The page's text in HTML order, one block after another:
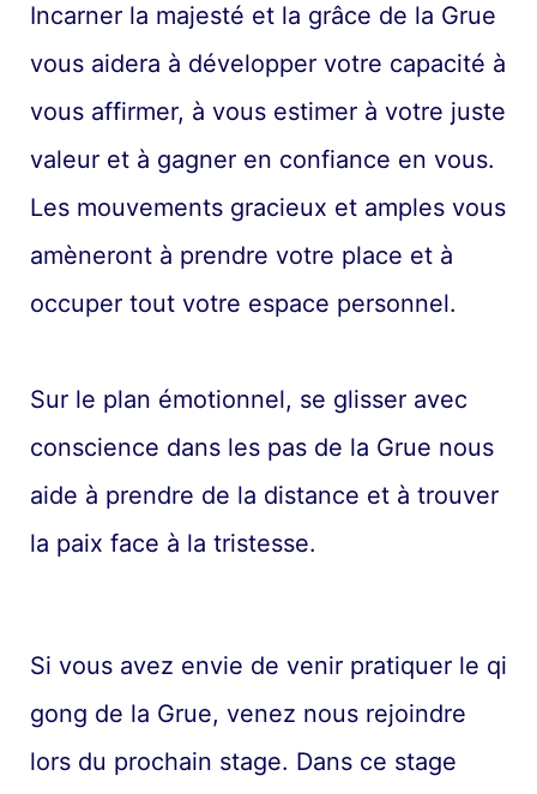
Incarner la majesté et la grâce de la Grue
vous aidera à développer votre capacité à
vous affirmer, à vous estimer à votre juste
valeur et à gagner en confiance en vous.
Les mouvements gracieux et amples vous
amèneront à prendre votre place et à
occuper tout votre espace personnel.
Sur le plan émotionnel, se glisser avec
conscience dans les pas de la Grue nous
aide à prendre de la distance et à trouver
la paix face à la tristesse.
Si vous avez envie de venir pratiquer le qi
gong de la Grue, venez nous rejoindre
lors du prochain stage. Dans ce stage